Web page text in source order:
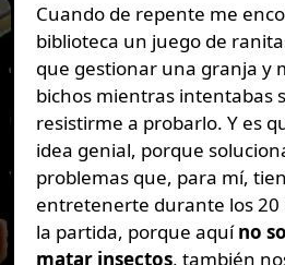
Cuando de repente me
biblioteca un juego de
que gestionar una granja y
bichos mientras intentabas
resistirme a probarlo. Y es
idea genial, porque
problemas que, para mí,
entretenerte durante los
la partida, porque aquíno
matar insectos, también